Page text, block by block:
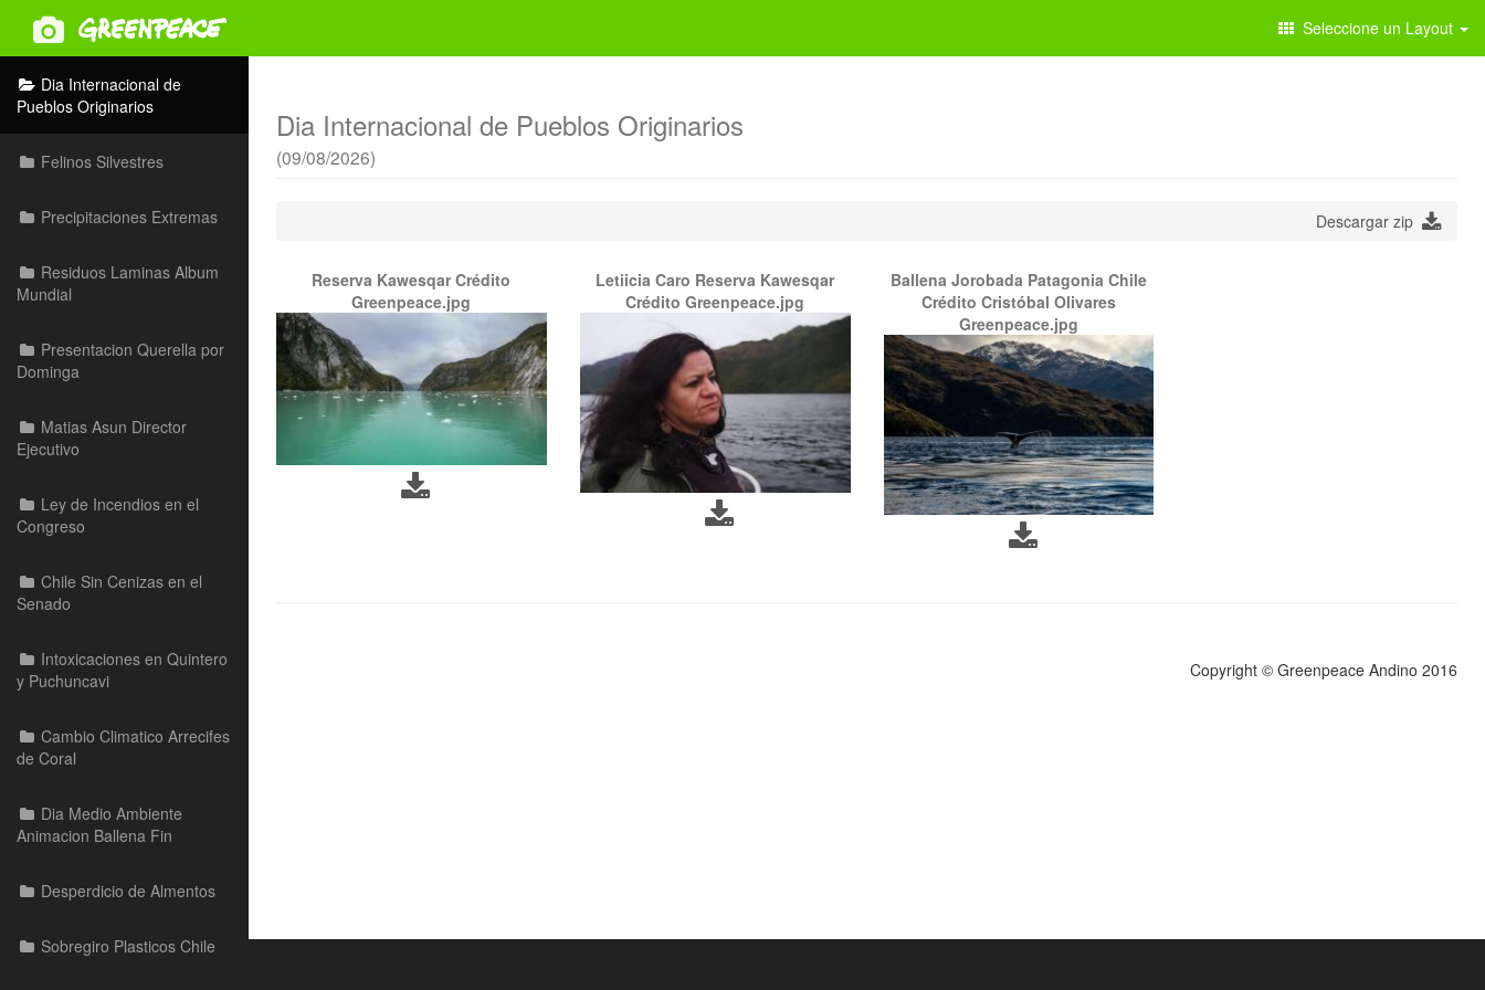
Seleccione un Layout
Dia Internacional de
Pueblos Originarios
Felinos Silvestres
Precipitaciones Extremas
Residuos Laminas Album
Mundial
Presentacion Querella por
Dominga
Matias Asun Director
Ejecutivo
Ley de Incendios en el
Congreso
Chile Sin Cenizas en el
Senado
Intoxicaciones en Quintero
y Puchuncavi
Cambio Climatico Arrecifes
de Coral
Dia Medio Ambiente
Animacion Ballena Fin
Desperdicio de Almentos
Sobregiro Plasticos Chile
Dia Internacional de Pueblos Originarios
(09/08/2026)
Descargar zip
Reserva Kawesqar Crédito
Greenpeace.jpg
Letiicia Caro Reserva Kawesqar
Crédito Greenpeace.jpg
Ballena Jorobada Patagonia Chile
Crédito Cristóbal Olivares
Greenpeace.jpg
Copyright © Greenpeace Andino 2016